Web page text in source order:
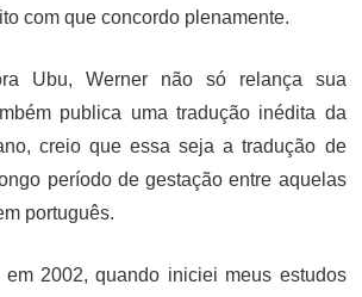
com que concordo plenamente.
Ubu, Werner não só relança sua
publica uma tradução inédita da
creio que essa seja a tradução de
período de gestação entre aquelas
português.
2002, quando iniciei meus estudos